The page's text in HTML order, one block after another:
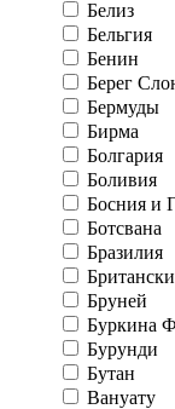
Белиз
Бельгия
Бенин
Берег
Бермуды
Бирма
Болгария
Боливия
Босния и
Ботсвана
Бразилия
Бруней
Буркина
Бурунди
Бутан
Вануату